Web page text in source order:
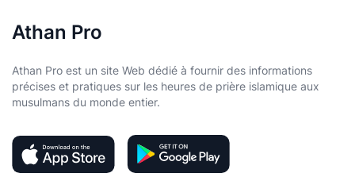
Athan Pro
Athan Pro est un site Web dédié à fournir des informations
précises et pratiques sur les heures de prière islamique aux
musulmans du monde entier.